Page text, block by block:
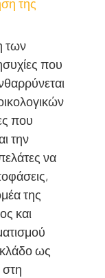
της
των
που
που
την
να
της
και
κλάδο ως